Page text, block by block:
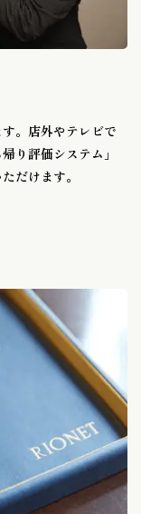
。店外やテレビで
り評価システム」
だけます。